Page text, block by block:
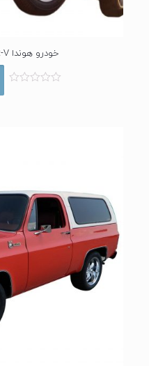
خودرو هوندا CR-V دنده ای سال 1998